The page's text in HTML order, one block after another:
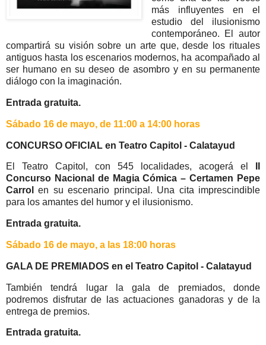
más influyentes en el
estudio del ilusionismo
contemporáneo. El autor
compartirá su visión sobre un arte que, desde los rituales
antiguos hasta los escenarios modernos, ha acompañado al
ser humano en su deseo de asombro y en su permanente
diálogo con la imaginación.
Entrada gratuita.
Sábado 16 de mayo, de 11:00 a 14:00 horas
CONCURSO OFICIAL en Teatro Capitol - Calatayud
El Teatro Capitol, con 545 localidades, acogerá el
Concurso Nacional de Magia Cómica – Certamen Pepe
Carrolen su escenario principal. Una cita imprescindible
para los amantes del humor y el ilusionismo.
Entrada gratuita.
Sábado 16 de mayo, a las 18:00 horas
GALA DE PREMIADOS en el Teatro Capitol - Calatayud
También tendrá lugar la gala de premiados, donde
podremos disfrutar de las actuaciones ganadoras y de la
entrega de premios.
Entrada gratuita.